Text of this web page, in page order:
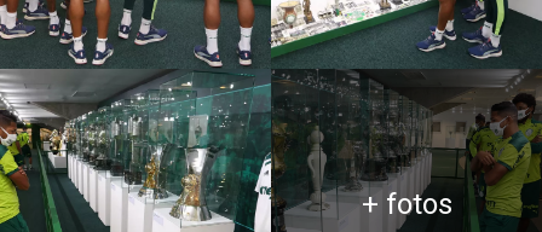
+ fotos